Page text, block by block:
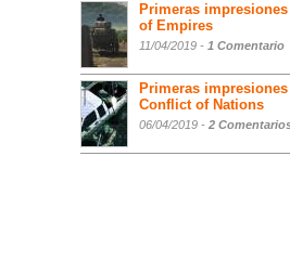
Primeras
of Empires
11/04/2019 - 1 Comentario
Primeras
Conflict of Nations
06/04/2019 - 2